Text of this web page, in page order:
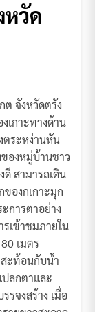
หวัด
ต จังหวัดตรัง
เกาะทางด้าน
ระหง่านหัน
องหมู่บ้านชาว
ดี สามารถเดิน
องกเกาะมุก
การตาอย่าง
รเข้าชมภายใน
เมตร
สะท้อนกับน้ำ
ปลกตาและ
รจงสร้าง เมื่อ